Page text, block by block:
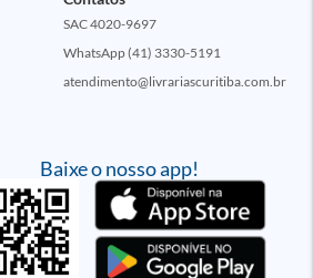
Baixe o nosso app!
SAC 4020-9697
WhatsApp (41) 3330-5191
atendimento@livrariascuritiba.com.br